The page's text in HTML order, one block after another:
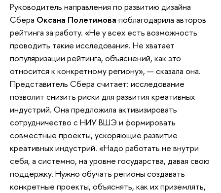
Руководитель направления по развитию дизайна
Сбера Оксана Полетимова поблагодарила авторов
рейтинга за работу. «Не у всех есть возможность
проводить такие исследования. Не хватает
популяризации рейтинга, объяснений, как это
относится к конкретному региону», — сказала она.
Представитель Сбера считает: исследование
позволит снизить риски для развития креативных
индустрий. Она предложила активизировать
сотрудничество с НИУ ВШЭ и формировать
совместные проекты, ускоряющие развитие
креативных индустрий. «Надо работать не внутри
себя, а системно, на уровне государства, давая свою
поддержку. Нужно обучать регионы создавать
конкретные проекты, объяснять, как их приземлять,